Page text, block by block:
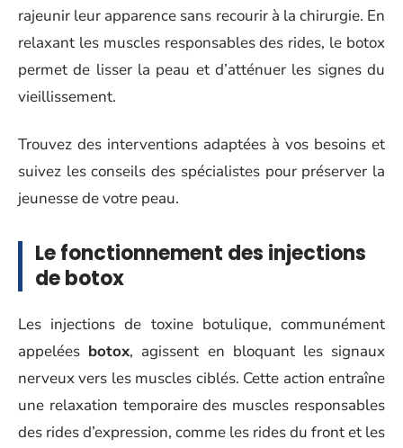
rajeunir leur apparence sans recourir à la chirurgie. En
relaxant les muscles responsables des rides, le botox
permet de lisser la peau et d’atténuer les signes du
vieillissement.
Trouvez des interventions adaptées à vos besoins et
suivez les conseils des spécialistes pour préserver la
jeunesse de votre peau.
Le fonctionnement des injections
de botox
Les injections de toxine botulique, communément
appelées botox, agissent en bloquant les signaux
nerveux vers les muscles ciblés. Cette action entraîne
une relaxation temporaire des muscles responsables
des rides d’expression, comme les rides du front et les